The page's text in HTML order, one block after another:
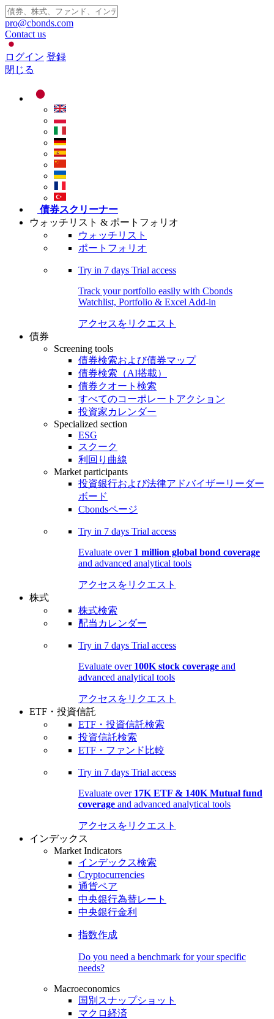
pro@cbonds.com
Contact us
ログイン 登録
閉じる
債券スクリーナー
ウォッチリスト & ポートフォリオ
ウォッチリスト
ポートフォリオ
Try in 7 days Trial access
Track your portfolio easily with Cbonds
Watchlist, Portfolio & Excel Add-in
アクセスをリクエスト
債券
Screening tools
債券検索および債券マップ
債券検索（AI搭載）
債券クオート検索
すべてのコーポレートアクション
投資家カレンダー
Specialized section
ESG
スクーク
利回り曲線
Market participants
投資銀行および法律アドバイザーリーダー
ボード
Cbondsページ
Try in 7 days Trial access
Evaluate over 1 million global bond coverage
and advanced analytical tools
アクセスをリクエスト
株式
株式検索
配当カレンダー
Try in 7 days Trial access
Evaluate over 100K stock coverage and
advanced analytical tools
アクセスをリクエスト
ETF・投資信託
ETF・投資信託検索
投資信託検索
ETF・ファンド比較
Try in 7 days Trial access
Evaluate over 17K ETF & 140K Mutual fund
coverage and advanced analytical tools
アクセスをリクエスト
インデックス
Market Indicators
インデックス検索
Cryptocurrencies
通貨ペア
中央銀行為替レート
中央銀行金利
指数作成
Do you need a benchmark for your specific
needs?
Macroeconomics
国別スナップショット
マクロ経済